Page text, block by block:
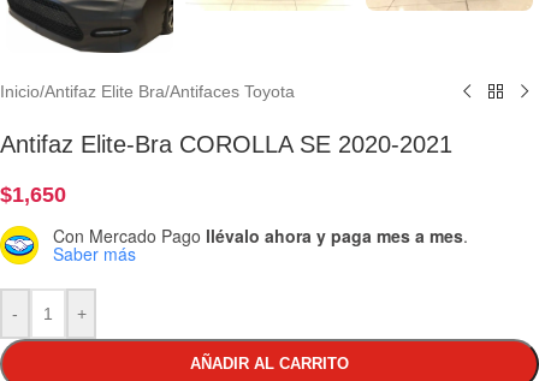
Inicio/Antifaz Elite Bra/Antifaces Toyota
Antifaz Elite-Bra COROLLA SE 2020-2021
$1,650
Con Mercado Pago llévalo ahora y paga mes a mes.
Saber más
- +
AÑADIR AL CARRITO